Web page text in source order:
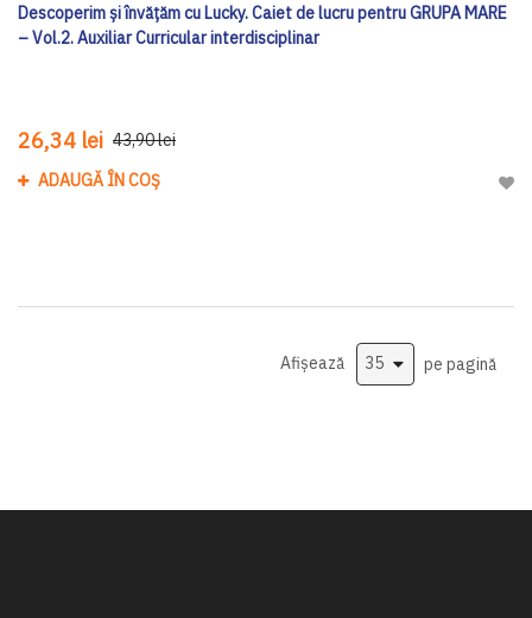
Descoperim și învățăm cu Lucky. Caiet de lucru pentru GRUPA MARE
– Vol.2. Auxiliar Curricular interdisciplinar
26,34 lei 43,90 lei
ADAUGĂ ÎN COȘ
Afișează pe pagină